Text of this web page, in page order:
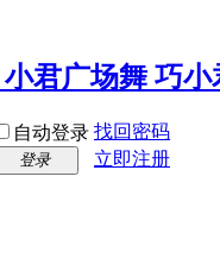
自动登录 找回密码
登录
立即注册